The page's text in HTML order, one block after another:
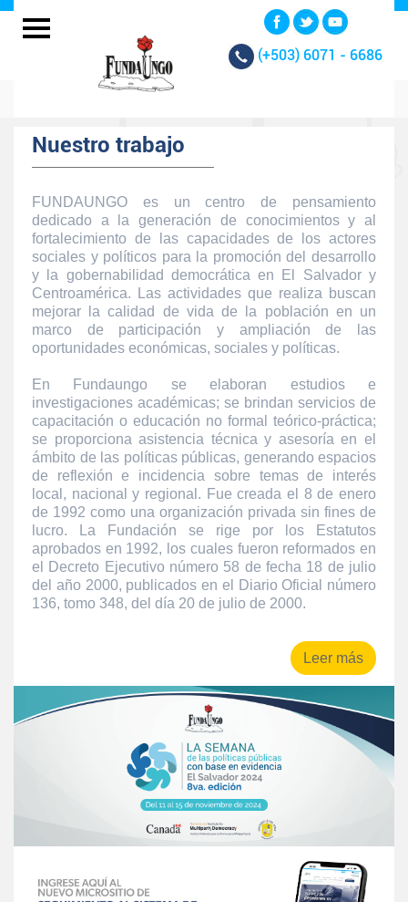
(+503) 6071 - 6686
Nuestro trabajo
FUNDAUNGO es un centro de pensamiento
dedicado a la generación de conocimientos y al
fortalecimiento de las capacidades de los actores
sociales y políticos para la promoción del desarrollo
y la gobernabilidad democrática en El Salvador y
Centroamérica. Las actividades que realiza buscan
mejorar la calidad de vida de la población en un
marco de participación y ampliación de las
oportunidades económicas, sociales y políticas.
En Fundaungo se elaboran estudios e
investigaciones académicas; se brindan servicios de
capacitación o educación no formal teórico-práctica;
se proporciona asistencia técnica y asesoría en el
ámbito de las políticas públicas, generando espacios
de reflexión e incidencia sobre temas de interés
local, nacional y regional. Fue creada el 8 de enero
de 1992 como una organización privada sin fines de
lucro. La Fundación se rige por los Estatutos
aprobados en 1992, los cuales fueron reformados en
el Decreto Ejecutivo número 58 de fecha 18 de julio
del año 2000, publicados en el Diario Oficial número
136, tomo 348, del día 20 de julio de 2000.
Leer más